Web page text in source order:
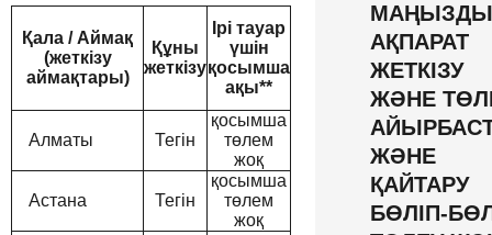
МАҢЫЗДЫ
АҚПАРАТ
ЖЕТКІЗУ
ЖӘНЕ
ЖӘНЕ
ҚАЙТАРУ
БӨЛІП-
Қала / Аймақ
(жеткізу
аймақтары)
Құны
жеткізу
Ірі тауар
үшін
қосымша
ақы**
Алматы Тегін
қосымша
төлем
жоқ
Астана Тегін
қосымша
төлем
жоқ